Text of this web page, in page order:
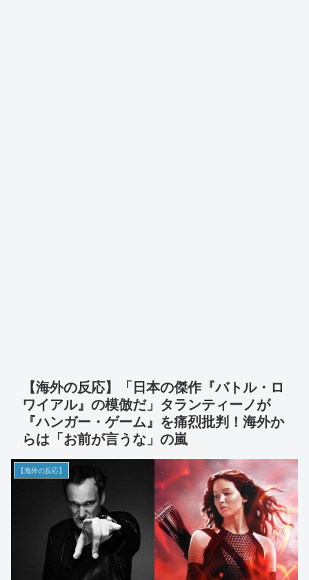
【海外の反応】「日本の傑作『バトル・ロ
ワイアル』の模倣だ」タランティーノが
『ハンガー・ゲーム』を痛烈批判！海外か
らは「お前が言うな」の嵐
【海外の反応】